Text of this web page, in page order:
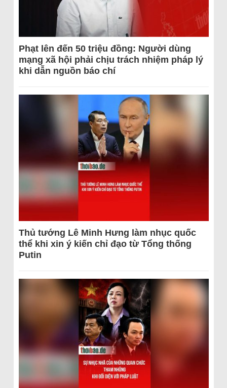
Phạt lên đến 50 triệu đồng: Người dùng
mạng xã hội phải chịu trách nhiệm pháp lý
khi dẫn nguồn báo chí
Thủ tướng Lê Minh Hưng làm nhục quốc
thể khi xin ý kiến chỉ đạo từ Tổng thống
Putin